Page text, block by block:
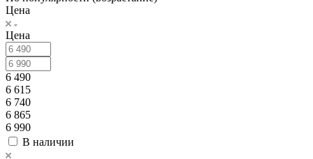
Цена
Цена
6 490
6 615
6 740
6 865
6 990
В наличии